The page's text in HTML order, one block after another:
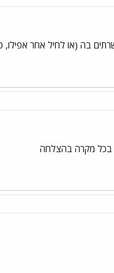
בה (או לחיל אחר אפילו,
בכל מקרה בהצלחה